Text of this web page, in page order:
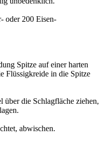
oder 200 Eisen-
Spitze auf einer harten
Flüssigkreide in die Spitze
über die Schlagfläche ziehen,
abwischen.